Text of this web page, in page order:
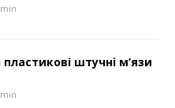
штучні м’язи